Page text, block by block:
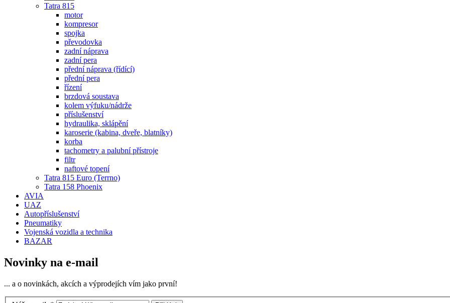
Tatra 815
motor
kompresor
spojka
převodovka
zadní náprava
zadní pera
přední náprava (řídící)
přední pera
řízení
brzdová soustava
kolem výfuku/nádrže
příslušenství
hydraulika, sklápění
karoserie (kabina, dveře, blatníky)
korba
tachometry a palubní přístroje
filtr
naftové topení
Tatra 815 Euro (Terrno)
Tatra 158 Phoenix
AVIA
UAZ
Autopříslušenství
Pneumatiky
Vojenská vozidla a technika
BAZAR
Novinky na e-mail
... a o novinkách, akcích a výprodejích vím jako první!